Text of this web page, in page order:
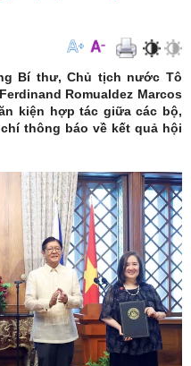
Bí thư, Chủ tịch nước Tô
Romualdez Marcos
kiện hợp tác giữa các bộ,
thông báo về kết quả hội